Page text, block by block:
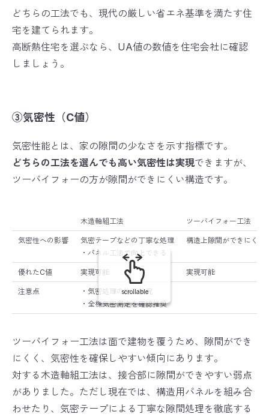
どちらの工法でも、現代の厳しい省エネ基準を満たす住
宅を建てられます。
高断熱住宅を選ぶなら、UA値の数値を住宅会社に確認
しましょう。
③気密性（C値）
気密性能とは、家の隙間の少なさを示す指標です。
どちらの工法を選んでも高い気密性は実現できますが、
ツーバイフォーの方が隙間ができにくい構造です。
木造軸組工法 ツーバイフォー工法
気密性への影響
気密テープなどの丁寧な処理
・パネル工法で向上できる
構造上隙間ができにくい
優れたC値 実現可能 実現可能
注意点
・気密処理の施工状況
・全棟気密測定を確認推奨
scrollable
ツーバイフォー工法は面で建物を覆うため、隙間ができ
にくく、気密性を確保しやすい傾向にあります。
対する木造軸組工法は、接合部に隙間ができやすい弱点
がありました。ただし現在では、構造用パネルを組み合
わせたり、気密テープによる丁寧な隙間処理を徹底する